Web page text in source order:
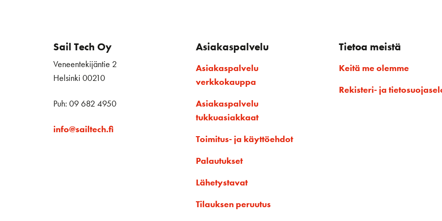
Sail Tech Oy
Veneentekijäntie 2
Helsinki 00210
Puh: 09 682 4950
info@sailtech.fi
Asiakaspalvelu
Asiakaspalvelu
verkkokauppa
Asiakaspalvelu
tukkuasiakkaat
Toimitus- ja käyttöehdot
Palautukset
Lähetystavat
Tilauksen peruutus
Tietoa meistä
Keitä me olemme
Rekisteri- ja